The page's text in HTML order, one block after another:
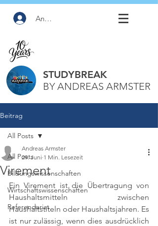
Anmelden
STUDYBREAK
BY ANDREAS ARMSTER
Beitrag
All Posts
Bildungswissenschaften
Wirtschaftswissenschaften
Referendariat
All Posts
Virement
Andreas Armster
29. Juni 1 Min. Lesezeit
Ein Virement ist die Übertragung von
Haushaltsmitteln zwischen
Haushaltstiteln oder Haushaltsjahren. Es
ist nur zulässig, wenn dies ausdrücklich